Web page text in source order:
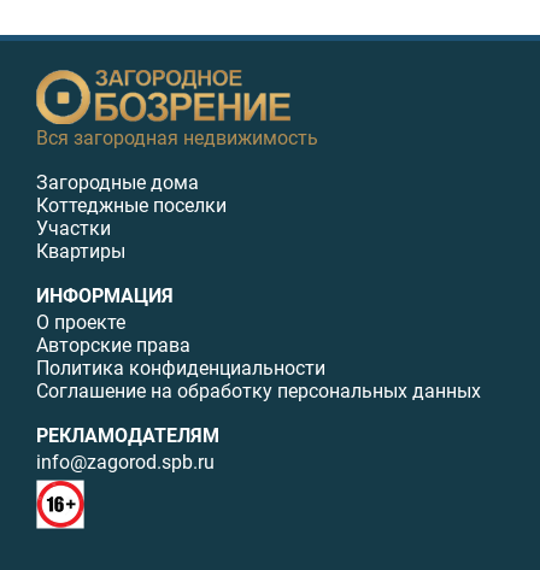
Вся загородная недвижимость
Загородные дома
Коттеджные поселки
Участки
Квартиры
ИНФОРМАЦИЯ
О проекте
Авторские права
Политика конфиденциальности
Соглашение на обработку персональных данных
РЕКЛАМОДАТЕЛЯМ
info@zagorod.spb.ru